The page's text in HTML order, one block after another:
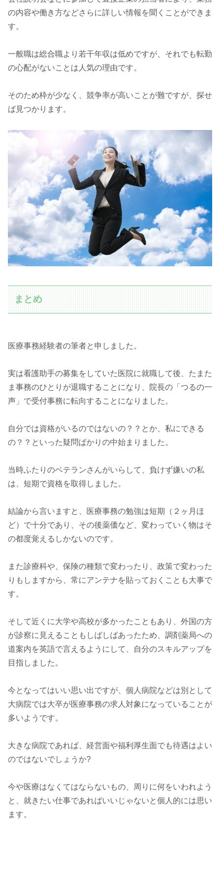
の内容や働き方などさらに詳しい情報を聞くことができま
す。
一般職は総合職より若干年収は低めですが、それでも転勤
の心配がないことは人気の理由です。
そのため枠が少なく、競争率が高いことが難ですが、探せ
ば見つかります。
まとめ
医療事務経験者の筆者と申しました。
実は看護助手の募集をしていた医院に就職して後、たまた
ま事務のひとりが退職することになり、院長の「つるの一
声」で受付事務に転向することになりました。
自分では資格がいるのではないの？？とか、私にできる
の？？といった疑問ばかりの中始まりました。
当時ふたりのベテランさんがいらして、負けず嫌いの私
は、短期で資格を取得しました。
結論から言いますと、医療事務の勉強は短期（２ヶ月ほ
ど）で十分であり、その後薬価など、変わっていく物はそ
の都度覚えるしかないのです。
また診療科や、保険の種類で変わったり、政策で変わった
りもしますから、常にアンテナを貼っておくことも大事で
す。
そして近くに大学や高校が多かったこともあり、外国の方
が診察に見えることもしばしばあったため、調剤薬局への
道案内を英語で言えるようにして、自分のスキルアップを
目指しました。
今となってはいい思い出ですが、個人病院などは別として
大病院では大卒が医療事務の求人対象になっていることが
多いようです。
大きな病院であれば、経営面や福利厚生面でも待遇はよい
のではないでしょうか?
今や医療はなくてはならないもの、周りに何をいわれよう
と、就きたい仕事であればいいじゃないと個人的には思い
ます。